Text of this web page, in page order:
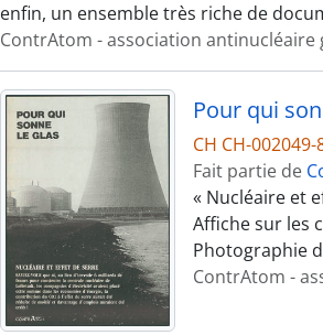
enfin, un ensemble très riche de
ContrAtom - association antinucléaire
Pour qui
CH CH-002049-
Fait partie de
« Nucléaire et
Affiche sur les
Photographie
ContrAtom -